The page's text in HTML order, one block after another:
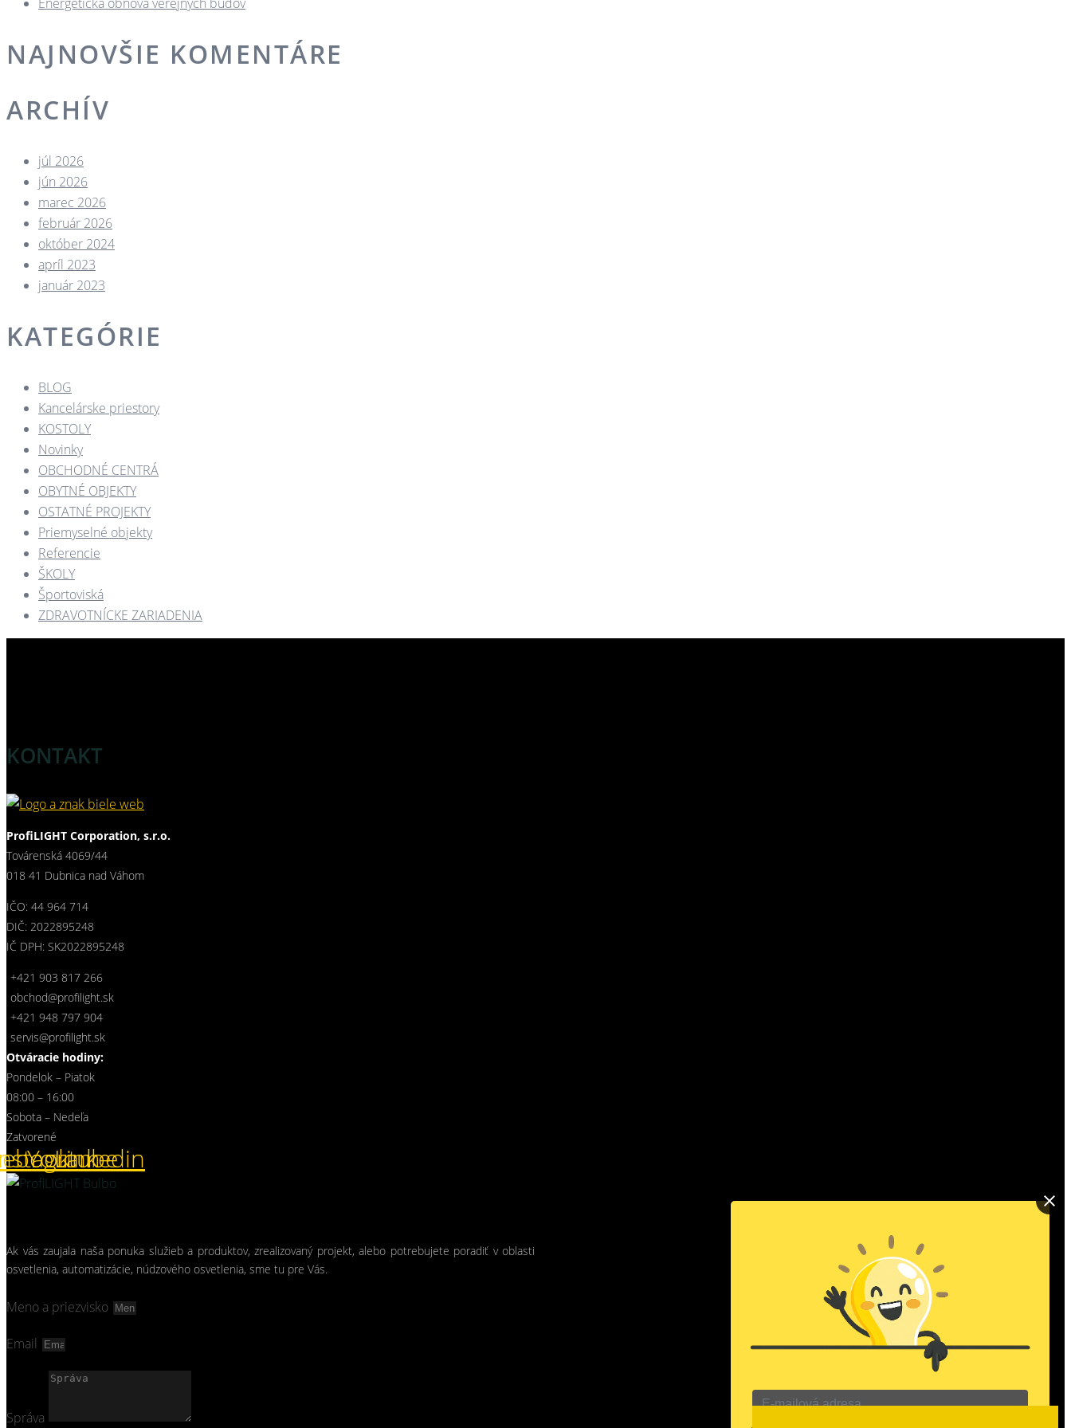
NAJNOVŠIE KOMENTÁRE
ARCHÍV
júl 2026
jún 2026
marec 2026
február 2026
október 2024
apríl 2023
január 2023
KATEGÓRIE
BLOG
Kancelárske priestory
KOSTOLY​
Novinky
OBCHODNÉ CENTRÁ​
OBYTNÉ OBJEKTY​
OSTATNÉ PROJEKTY​
Priemyselné objekty
Referencie
ŠKOLY
Športoviská
ZDRAVOTNÍCKE ZARIADENIA​
KONTAKT
ProfiLIGHT Corporation, s.r.o.
Továrenská 4069/44
018 41 Dubnica nad Váhom
IČO: 44 964 714
DIČ: 2022895248
IČ DPH: SK2022895248
+421 903 817 266
obchod@profilight.sk
+421 948 797 904
servis@profilight.sk
Otváracie hodiny:
Pondelok – Piatok
08:00 – 16:00
Sobota – Nedeľa
Zatvorené
Youtube
Linkedin
Ak vás zaujala naša ponuka služieb a produktov, zrealizovaný projekt, alebo potrebujete poradiť v oblasti
osvetlenia, automatizácie, núdzového osvetlenia, sme tu pre Vás.
Meno a priezvisko
Email
Správa